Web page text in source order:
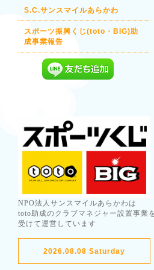
S.C.サンスマイルあらかわ
スポーツ振興くじ(toto・BIG)助
成事業報告
NPO法人サンスマイルあらかわは
toto助成のクラブマネジャー設置事業
受けて運営しています
2026.08.08 Saturday